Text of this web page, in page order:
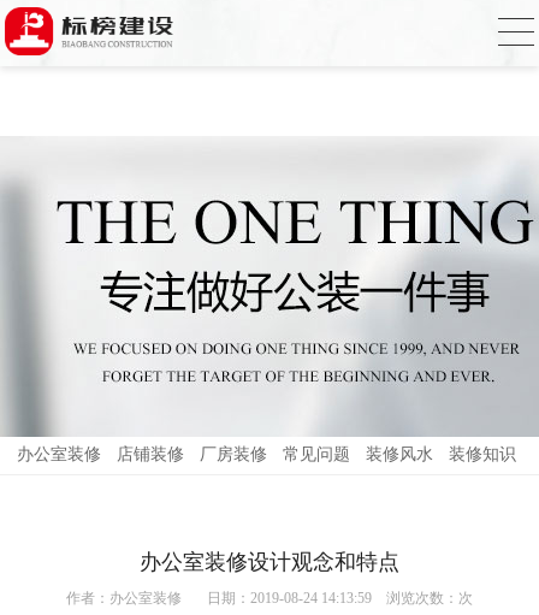
香蕉视频在线免费,香蕉视频导航,黄色香蕉
视频下载,91香蕉APP成人污在线观看
办公室装修 店铺装修 厂房装修 常见问题 装修风水 装修知识
办公室装修设计观念和特点
作者： 办公室装修 日期：2019-08-24 14:13:59 浏览次数： 次